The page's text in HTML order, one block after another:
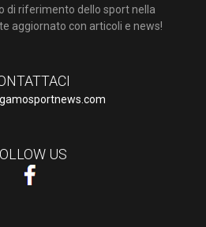
di riferimento dello sport nella
aggiornato con articoli e news!
US